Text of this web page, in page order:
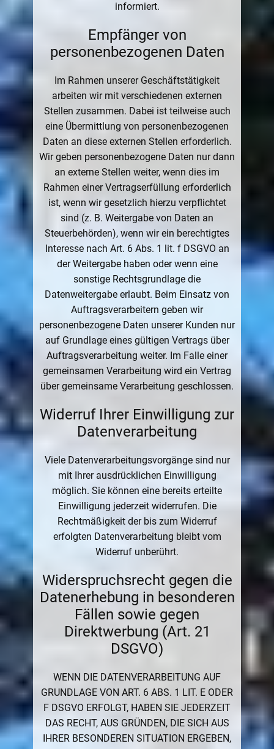
informiert.
Empfänger von
personenbezogenen Daten
Im Rahmen unserer Geschäftstätigkeit
arbeiten wir mit verschiedenen externen
Stellen zusammen. Dabei ist teilweise auch
eine Übermittlung von personenbezogenen
Daten an diese externen Stellen erforderlich.
Wir geben personenbezogene Daten nur dann
an externe Stellen weiter, wenn dies im
Rahmen einer Vertragserfüllung erforderlich
ist, wenn wir gesetzlich hierzu verpflichtet
sind (z. B. Weitergabe von Daten an
Steuerbehörden), wenn wir ein berechtigtes
Interesse nach Art. 6 Abs. 1 lit. f DSGVO an
der Weitergabe haben oder wenn eine
sonstige Rechtsgrundlage die
Datenweitergabe erlaubt. Beim Einsatz von
Auftragsverarbeitern geben wir
personenbezogene Daten unserer Kunden nur
auf Grundlage eines gültigen Vertrags über
Auftragsverarbeitung weiter. Im Falle einer
gemeinsamen Verarbeitung wird ein Vertrag
über gemeinsame Verarbeitung geschlossen.
Widerruf Ihrer Einwilligung zur
Datenverarbeitung
Viele Datenverarbeitungsvorgänge sind nur
mit Ihrer ausdrücklichen Einwilligung
möglich. Sie können eine bereits erteilte
Einwilligung jederzeit widerrufen. Die
Rechtmäßigkeit der bis zum Widerruf
erfolgten Datenverarbeitung bleibt vom
Widerruf unberührt.
Widerspruchsrecht gegen die
Datenerhebung in besonderen
Fällen sowie gegen
Direktwerbung (Art. 21
DSGVO)
WENN DIE DATENVERARBEITUNG AUF
GRUNDLAGE VON ART. 6 ABS. 1 LIT. E ODER
F DSGVO ERFOLGT, HABEN SIE JEDERZEIT
DAS RECHT, AUS GRÜNDEN, DIE SICH AUS
IHRER BESONDEREN SITUATION ERGEBEN,